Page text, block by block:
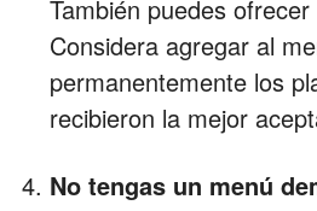
También puedes
Considera agregar al
permanentemente los
recibieron la mejor
No tengas un menú